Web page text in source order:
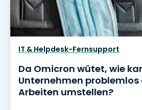
IT & Helpdesk-Fernsupport
Da Omicron wütet, wie
Unternehmen
Arbeiten umstellen?